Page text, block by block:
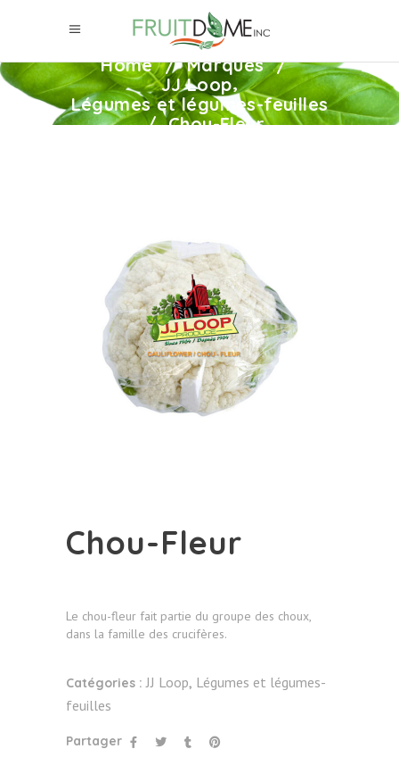
Home/Marques/
JJ Loop,
Légumes et légumes-feuilles
/Chou-Fleur
Chou-Fleur
Le chou-fleur fait partie du groupe des choux,
dans la famille des crucifères.
Catégories :JJ Loop, Légumes et légumes-
feuilles
Partager